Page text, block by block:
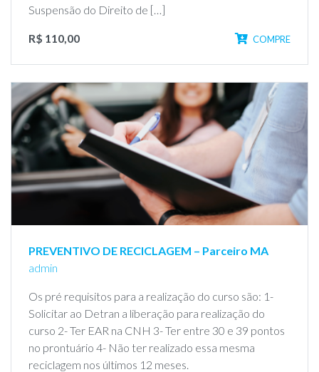
Suspensão do Direito de […]
R$ 110,00 COMPRE
PREVENTIVO DE RECICLAGEM – Parceiro MA
admin
Os pré requisitos para a realização do curso são: 1-
Solicitar ao Detran a liberação para realização do
curso 2- Ter EAR na CNH 3- Ter entre 30 e 39 pontos
no prontuário 4- Não ter realizado essa mesma
reciclagem nos últimos 12 meses.